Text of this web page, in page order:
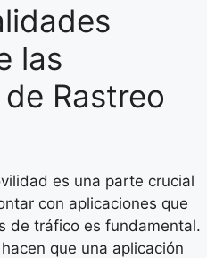
las
Rastreo
es una parte crucial
con aplicaciones que
de tráfico es fundamental.
que una aplicación